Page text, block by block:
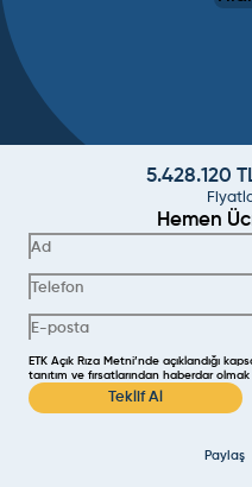
5.428.120
Hemen
ETK Açık Rıza Metni’nde açıklandığı
tanıtım ve fırsatlarından haberdar
Teklif Al
Paylaş